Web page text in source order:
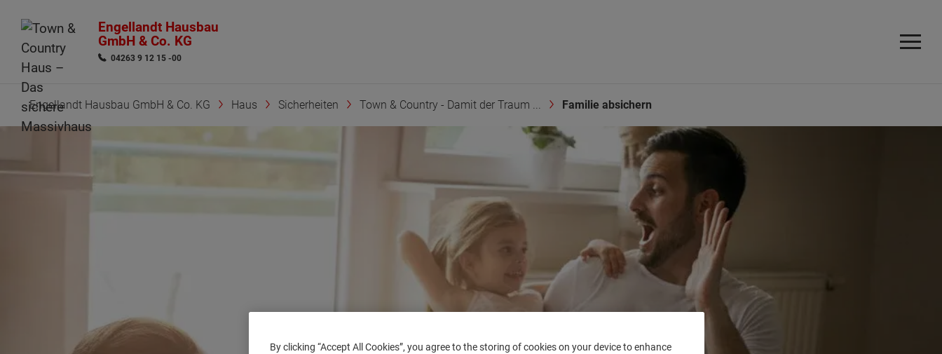
Engellandt Hausbau
GmbH & Co. KG
04263 9 12 15 -00
Engellandt Hausbau GmbH & Co. KG Haus Sicherheiten Town & Country - Damit der Traum ... Familie absichern
By clicking “Accept All Cookies”, you agree to the storing of cookies on your device to enhance